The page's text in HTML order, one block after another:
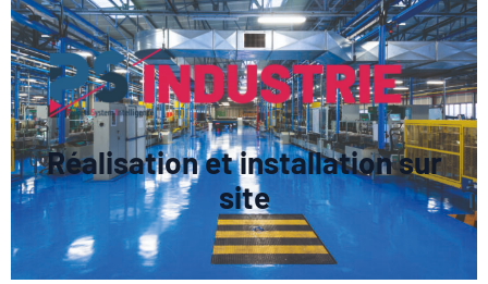
Réalisation et installation sur
site